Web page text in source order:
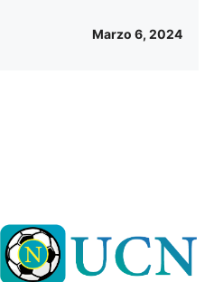
Marzo 6, 2024